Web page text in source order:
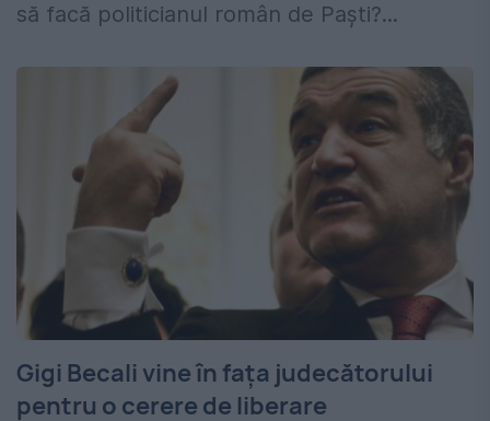
să facă politicianul român de Paști?...
Gigi Becali vine în faţa judecătorului
pentru o cerere de liberare